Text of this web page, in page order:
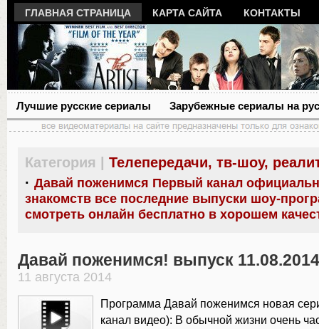
ГЛАВНАЯ СТРАНИЦА КАРТА САЙТА КОНТАКТЫ
Лучшие русские сериалы Зарубежные сериалы на
Категория |
Телепередачи, тв-шоу,
· Давай поженимся Первый канал
знакомств все последние выпуски шоу-
смотреть онлайн бесплатно в хорошем
Давай поженимся! выпуск 11.08.2014
11 августа 2014
Программа Давай поженимся новая
канал видео): В обычной жизни очень